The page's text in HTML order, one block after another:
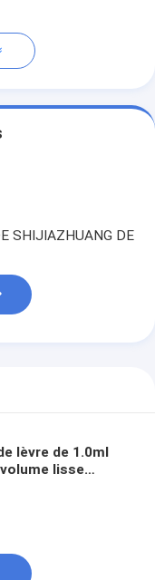
SHIJIAZHUANG DE
lèvre de 1.0ml
lisse